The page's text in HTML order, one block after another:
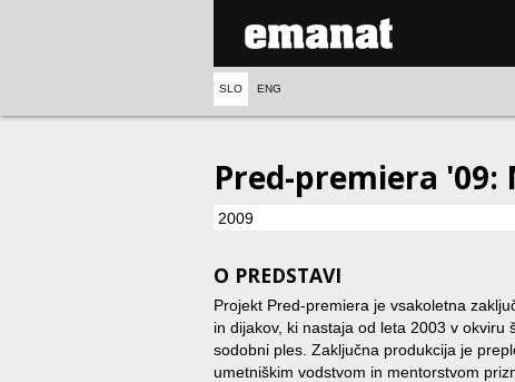
SLO ENG
Pred-premiera '09:
2009
O PREDSTAVI
Projekt Pred-premiera je vsakoletna
in dijakov, ki nastaja od leta 2003 v okviru
sodobni ples. Zaključna produkcija je
umetniškim vodstvom in mentorstvom